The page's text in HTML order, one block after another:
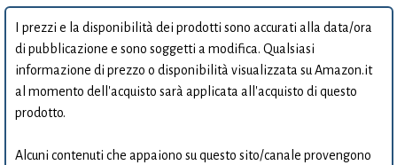
I prezzi e la disponibilità dei prodotti sono accurati alla data/ora
di pubblicazione e sono soggetti a modifica. Qualsiasi
informazione di prezzo o disponibilità visualizzata su Amazon.it
al momento dell'acquisto sarà applicata all'acquisto di questo
prodotto.
Alcuni contenuti che appaiono su questo sito/canale provengono